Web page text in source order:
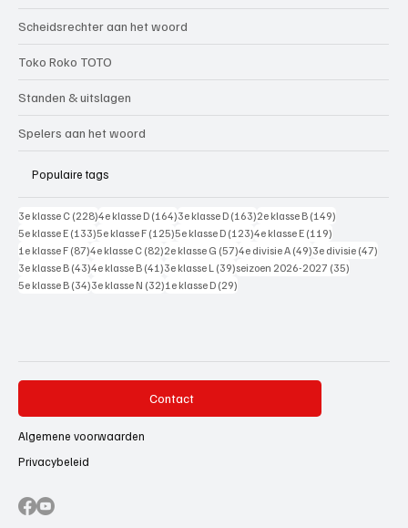
Scheidsrechter aan het woord
Toko Roko TOTO
Standen & uitslagen
Spelers aan het woord
Populaire tags
3e klasse C (228)228 posts
4e klasse D (164)164 posts
3e klasse D (163)163 posts
2e klasse B (149)
5e klasse E (133)133 posts
5e klasse F (125)125 posts
5e klasse D (123)123 posts
4e klasse E (119)
1e klasse F (87)87 posts
4e klasse C (82)82 posts
2e klasse G (57)57 posts
4e divisie A (49)49 posts
3e divisie (47)
3e klasse B (43)43 posts
4e klasse B (41)41 posts
3e klasse L (39)39 posts
seizoen 2026-2027 (35)
5e klasse B (34)34 posts
3e klasse N (32)32 posts
1e klasse D (29)
Contact
Algemene voorwaarden
Privacybeleid